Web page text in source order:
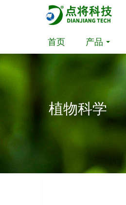
首页 产品
植物科学